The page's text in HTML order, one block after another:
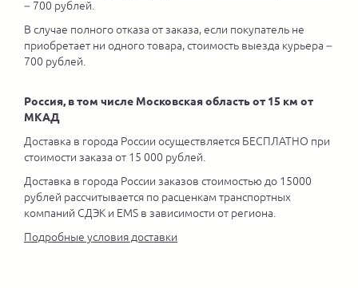
– 700 рублей.
В случае полного отказа от заказа, если покупатель не
приобретает ни одного товара, стоимость выезда курьера –
700 рублей.
Россия, в том числе Московская область от 15 км от
МКАД
Доставка в города России осуществляется БЕСПЛАТНО при
стоимости заказа от 15 000 рублей.
Доставка в города России заказов стоимостью до 15000
рублей рассчитывается по расценкам транспортных
компаний СДЭК и EMS в зависимости от региона.
Подробные условия доставки